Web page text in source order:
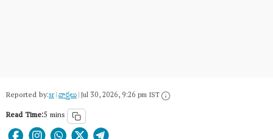
Reported by:sr|వార్త‌లు|Jul 30, 2026, 9:26 pm IST
Read Time:5 mins